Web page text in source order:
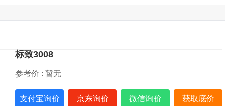
标致3008
参考价 : 暂无
支付宝询价 京东询价 微信询价 获取底价